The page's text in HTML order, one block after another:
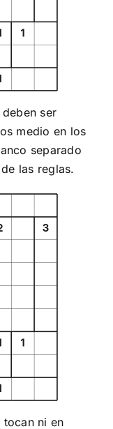
ser
medio en los
separado
las reglas.
tocan ni en